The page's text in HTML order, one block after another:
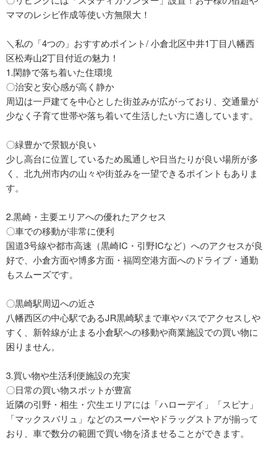
ママのレシピ作成等使い方無限大！
＼私の「4つの」おすすめポイント/ 小倉北区中井1丁目八幡西
区松寿山2丁目付近の魅力！
1.閑静で落ち着いた住環境
〇治安と安心感が高く静か
周辺は一戸建てを中心とした街並みが広がっており、交通量が
少なく子育て世帯や落ち着いて生活したい方に適しています。
〇緑豊かで景観が良い
少し高台に位置しているため風通しや日当たりが良い場所が多
く、北九州市内の山々や街並みを一望できるポイントもありま
す。
2.黒崎・主要エリアへの優れたアクセス
〇車での移動が非常に便利
国道3号線や都市高速（黒崎IC・引野ICなど）へのアクセスが良
好で、小倉方面や博多方面・福岡空港方面へのドライブ・通勤
もスムーズです。
〇黒崎駅周辺への近さ
八幡西区の中心駅であるJR黒崎駅まで車やバスでアクセスしや
すく、新幹線が止まる小倉駅への移動や商業施設での買い物に
困りません。
3.買い物や生活利便施設の充実
〇日常の買い物スポットが豊富
近隣の引野・相生・穴生エリアには「ハローデイ」「スピナ」
「マックスバリュ」などのスーパーやドラッグストアが揃って
おり、車で数分の範囲で買い物を済ませることができます。